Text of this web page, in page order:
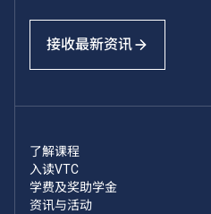
接收最新资讯
了解课程
入读VTC
学费及奖助学金
资讯与活动